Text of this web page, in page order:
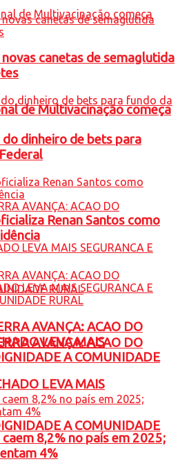
de Multivacinação começa
AVANÇA: ACAO DO
LEVA MAIS
A COMUNIDADE
canetas de semaglutida
dinheiro de bets para
Renan Santos como
AVANÇA: ACAO DO
LEVA MAIS
A COMUNIDADE
8,2% no país em 2025;
4%